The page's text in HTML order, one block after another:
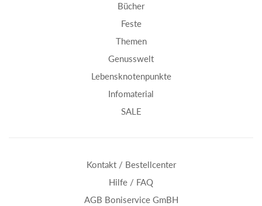
Bücher
Feste
Themen
Genusswelt
Lebensknotenpunkte
Infomaterial
SALE
Kontakt / Bestellcenter
Hilfe / FAQ
AGB Boniservice GmBH